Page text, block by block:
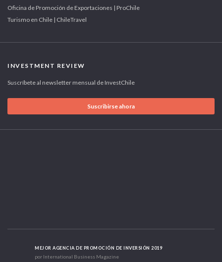
Oficina de Promoción de Exportaciones | ProChile
Turismo en Chile | ChileTravel
INVESTMENT REVIEW
Suscríbete al newsletter mensual de InvestChile
Suscribirse ahora
MEJOR AGENCIA DE PROMOCIÓN DE INVERSIÓN 2019
por International Business Magazine